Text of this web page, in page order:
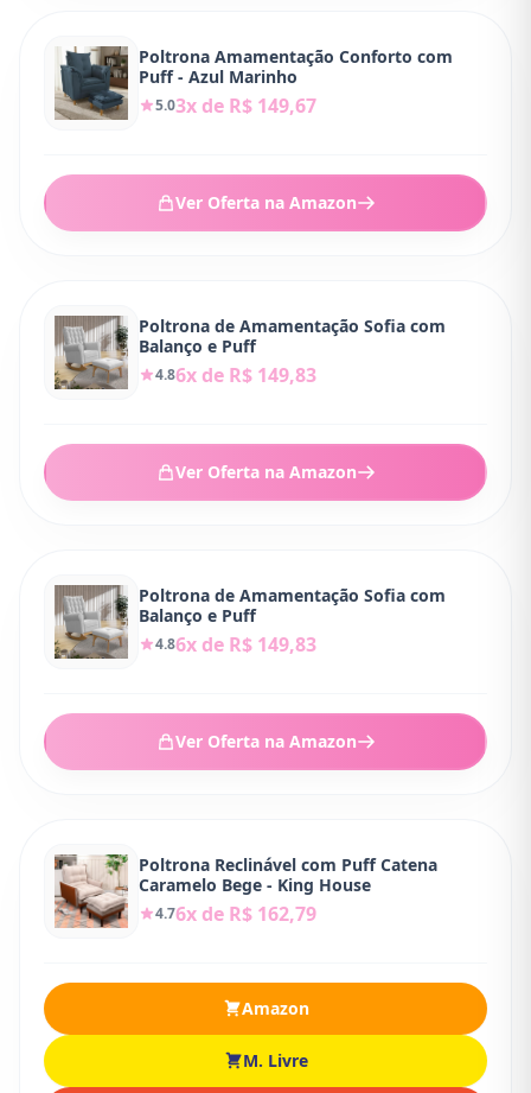
Poltrona Amamentação Conforto com
Puff - Azul Marinho
5.03x de R$ 149,67
Ver Oferta na Amazon
Poltrona de Amamentação Sofia com
Balanço e Puff
4.86x de R$ 149,83
Ver Oferta na Amazon
Poltrona de Amamentação Sofia com
Balanço e Puff
4.86x de R$ 149,83
Ver Oferta na Amazon
Poltrona Reclinável com Puff Catena
Caramelo Bege - King House
4.76x de R$ 162,79
Amazon
M. Livre